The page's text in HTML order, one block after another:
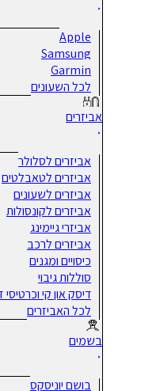
Apple
Samsung
Garmin
לכל השעונים
אביזרים
אביזרים לסלולר
אביזרים לטאבלטים
אביזרים לשעונים
אביזרים לקונסולות
אביזרי גיימינג
אביזרים לרכב
כיסויים ומגנים
סוללות גיבוי
דיסק און קי וכרטיסי זיכרון
לכל האביזרים
בשמים
בושם יוניסקס